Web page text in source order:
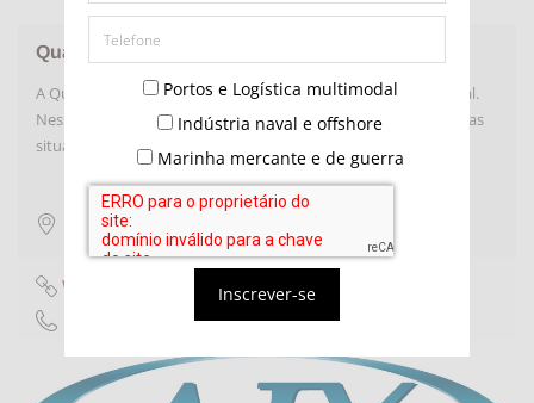
Portos e Logística multimodal
Indústria naval e offshore
Marinha mercante e de guerra
Inscrever-se
Qualy Lab Análises Ambientais
A Qualy Lab se concentra no segmento de Controle Ambiental.
Nessa especialidade oferecemos soluções para as mais diversas
situações que possam causar impacto ao meio-ambiente.
Rio de Janeiro
Website